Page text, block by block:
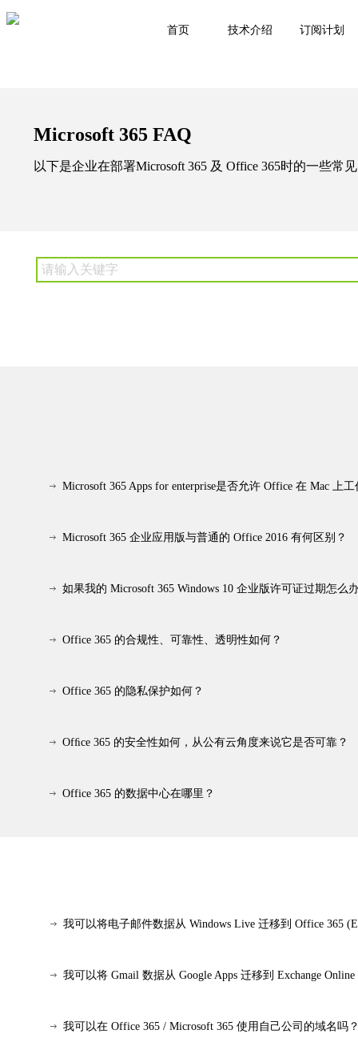
首页 技术介绍 订阅计划
Microsoft 365 FAQ
以下是企业在部署Microsoft 365 及 Office 365时的一些常
Microsoft 365 Apps for enterprise是否允许 Office 在 Mac 上工
Microsoft 365 企业应用版与普通的 Office 2016 有何区别？
如果我的 Microsoft 365 Windows 10 企业版许可证过期怎么
Office 365 的合规性、可靠性、透明性如何？
Office 365 的隐私保护如何？
Ofﬁce 365 的安全性如何，从公有云角度来说它是否可靠？
Office 365 的数据中心在哪里？
我可以将电子邮件数据从 Windows Live 迁移到 Office 365
我可以将 Gmail 数据从 Google Apps 迁移到 Exchange
我可以在 Office 365 / Microsoft 365 使用自己公司的域名吗